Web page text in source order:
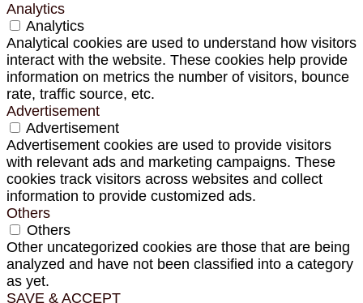
Analytics
Analytics
Analytical cookies are used to understand how visitors
interact with the website. These cookies help provide
information on metrics the number of visitors, bounce
rate, traffic source, etc.
Advertisement
Advertisement
Advertisement cookies are used to provide visitors
with relevant ads and marketing campaigns. These
cookies track visitors across websites and collect
information to provide customized ads.
Others
Others
Other uncategorized cookies are those that are being
analyzed and have not been classified into a category
as yet.
SAVE & ACCEPT